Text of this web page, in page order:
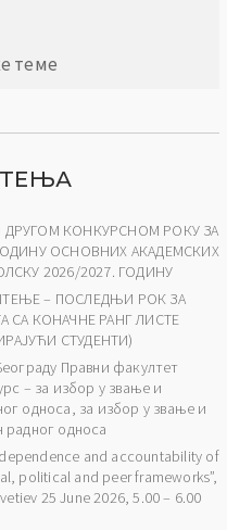
теме
КОНКУРСНОМ РОКУ ЗА
ОСНОВНИХ АКАДЕМСКИХ
2026/2027. ГОДИНУ
– ПОСЛЕДЊИ РОК ЗА
СА КОНАЧНЕ РАНГ ЛИСТЕ
СТУДЕНТИ)
Правни факултет
– за избор у звање и
односа, за избор у звање и
радног односа
and accountability of
political and peer frameworks”,
25 June 2026, 5.00 – 6.00